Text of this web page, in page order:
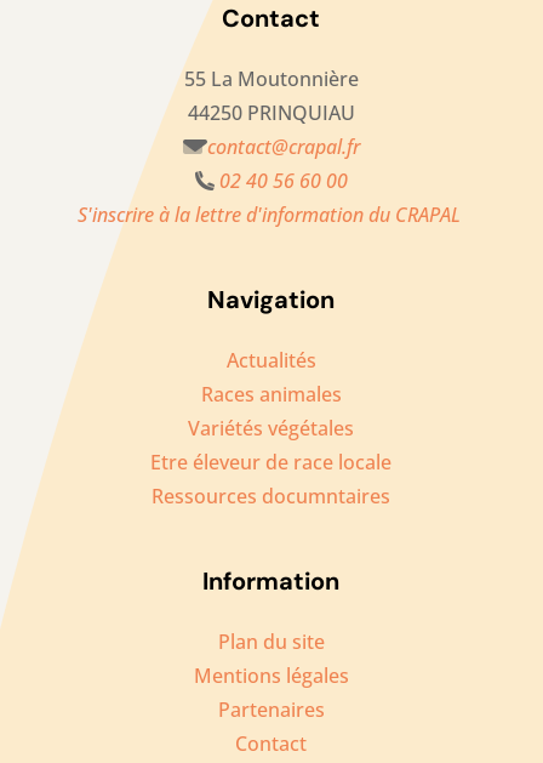
Contact
55 La Moutonnière
44250 PRINQUIAU
contact@crapal.fr
02 40 56 60 00
S'inscrire à la lettre d'information du CRAPAL
Navigation
Actualités
Races animales
Variétés végétales
Etre éleveur de race locale
Ressources documntaires
Information
Plan du site
Mentions légales
Partenaires
Contact